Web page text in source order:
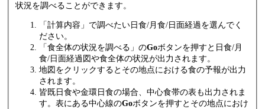
状況を調べることができます。
「計算内容」で調べたい日食/月食/日面経過を選んでく
ださい。
「食全体の状況を調べる」のGoボタンを押すと日食/月
食/日面経過図や食全体の状況が出力されます。
地図をクリックするとその地点における食の予報が出力
されます。
皆既日食や金環日食の場合、中心食帯の表も出力されま
す。表にある中心線のGoボタンを押すとその地点におけ